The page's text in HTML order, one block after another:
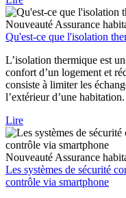
Nouveauté Assurance
Qu'est-ce que l'isolation
L’isolation thermique est
confort d’un logement et
consiste à limiter les
l’extérieur d’une habitation.
Lire
Nouveauté Assurance
Les systèmes de sécurité
contrôle via smartphone